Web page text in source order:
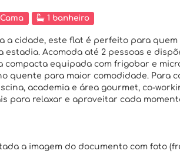
Cama 1 banheiro
a cidade, este flat é perfeito para quem
Acomoda até 2 pessoas e
compacta equipada com frigobar e
quente para maior comodidade. Para
academia e área gourmet, co-
para relaxar e aproveitar cada
a imagem do documento com foto